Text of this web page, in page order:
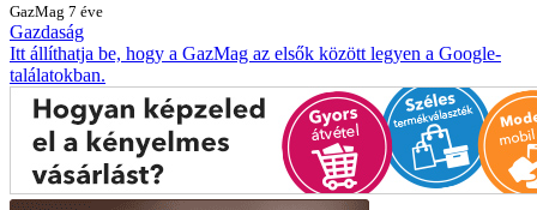
GazMag 7 éve
Gazdaság
Itt állíthatja be, hogy a GazMag az elsők között legyen a Google-
találatokban.